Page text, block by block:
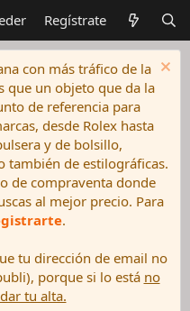
Regístrate
con más tráfico de la
que un objeto que da la
de referencia para
desde Rolex hasta
y de bolsillo,
también de estilográficas.
de compraventa donde
al mejor precio. Para
.
tu dirección de email no
porque si lo está no
tu alta.